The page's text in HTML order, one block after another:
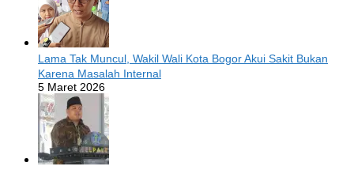
Lama Tak Muncul, Wakil Wali Kota Bogor Akui Sakit Bukan
Karena Masalah Internal
5 Maret 2026